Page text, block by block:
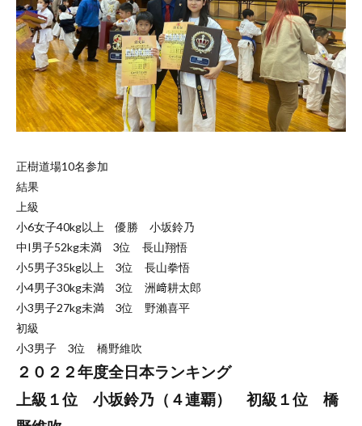
正樹道場10名参加
結果
上級
小6女子40kg以上 優勝 小坂鈴乃
中I男子52kg未満 3位 長山翔悟
小5男子35kg以上 3位 長山拳悟
小4男子30kg未満 3位 洲﨑耕太郎
小3男子27kg未満 3位 野瀨喜平
初級
小3男子 3位 橋野維吹
２０２２年度全日本ランキング
上級１位 小坂鈴乃（４連覇） 初級１位 橋